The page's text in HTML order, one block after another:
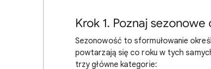
Krok 1. Poznaj
Sezonowość to sformułowanie
powtarzają się co roku w tych
trzy główne kategorie: